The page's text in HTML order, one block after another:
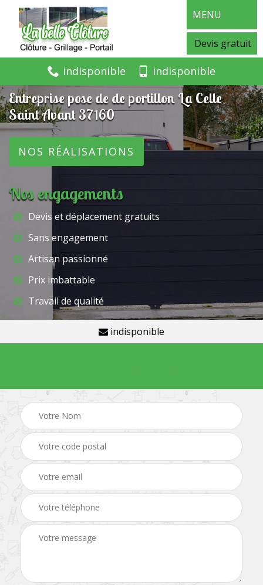
MENU
Devis gratuit
indisponible indisponible
Entreprise pose de de portillon La Celle
Saint Avant 37160
NOS RÉALISATIONS
Nos engagements
Devis et déplacement gratuits
Sans engagement
Artisan passionné
Prix imbattable
Travail de qualité
indisponible